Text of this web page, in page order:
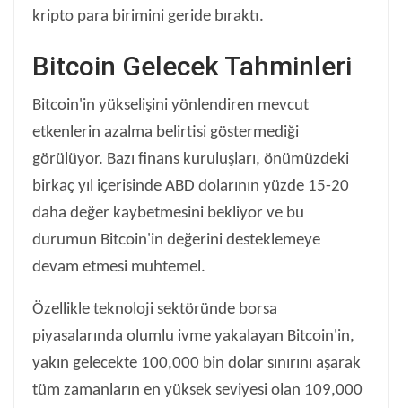
kripto para birimini geride bıraktı.
Bitcoin Gelecek Tahminleri
Bitcoin'in yükselişini yönlendiren mevcut
etkenlerin azalma belirtisi göstermediği
görülüyor. Bazı finans kuruluşları, önümüzdeki
birkaç yıl içerisinde ABD dolarının yüzde 15-20
daha değer kaybetmesini bekliyor ve bu
durumun Bitcoin'in değerini desteklemeye
devam etmesi muhtemel.
Özellikle teknoloji sektöründe borsa
piyasalarında olumlu ivme yakalayan Bitcoin'in,
yakın gelecekte 100,000 bin dolar sınırını aşarak
tüm zamanların en yüksek seviyesi olan 109,000